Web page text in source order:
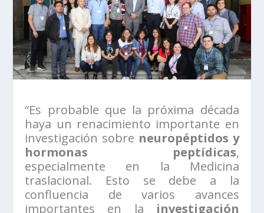
“Es probable que la próxima década
haya un renacimiento importante en
investigación sobre neuropéptidos y
hormonas peptídicas,
especialmente en la Medicina
traslacional. Esto se debe a la
confluencia de varios avances
importantes en la investigación